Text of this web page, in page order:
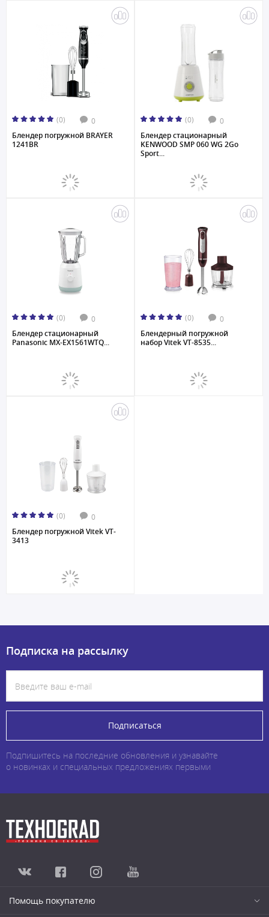
(0) 0
Блендер погружной BRAYER
1241BR
(0) 0
Блендер стационарный
KENWOOD SMP 060 WG 2Go
Sport...
(0) 0
Блендер стационарный
Panasonic MX-EX1561WTQ...
(0) 0
Блендерный погружной
набор Vitek VT-8535...
(0) 0
Блендер погружной Vitek VT-
3413
Подписка на рассылку
Подписаться
Подпишитесь на последние обновления и узнавайте
о новинках и специальных предложениях первыми
Помощь покупателю